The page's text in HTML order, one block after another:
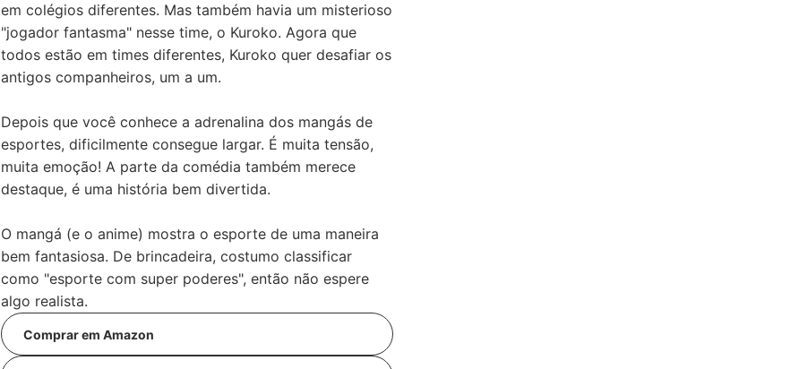
em colégios diferentes. Mas também havia um misterioso
"jogador fantasma" nesse time, o Kuroko. Agora que
todos estão em times diferentes, Kuroko quer desafiar os
antigos companheiros, um a um.
Depois que você conhece a adrenalina dos mangás de
esportes, dificilmente consegue largar. É muita tensão,
muita emoção! A parte da comédia também merece
destaque, é uma história bem divertida.
O mangá (e o anime) mostra o esporte de uma maneira
bem fantasiosa. De brincadeira, costumo classificar
como "esporte com super poderes", então não espere
algo realista.
Comprar em Amazon